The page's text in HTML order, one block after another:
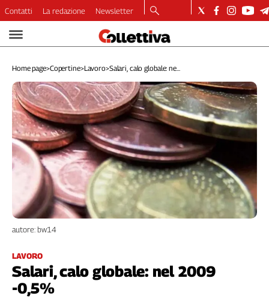
Video
Dirette
Longform
Copertine
Economia
Lavoro
Ambiente
Diritti
Internazionale
Culture
Categorie
Filcams
Filctem
Contatti La redazione Newsletter
Home page>Copertine>Lavoro>Salari, calo globale: ne...
LAVORO
Salari, calo globale: nel 2009
-0,5%
autore: bw14